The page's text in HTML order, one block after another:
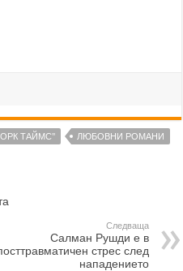
ТАЙМС"
ЛЮБОВНИ РОМАНИ
Следваща
Салман Рушди е в
стрес след
нападението